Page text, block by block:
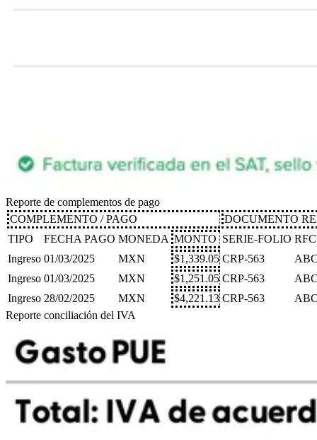
Reporte de complementos de pago
COMPLEMENTO / PAGO
DOCUMENTO
TIPO
FECHA PAGO MONEDA MONTO SERIE-FOLIO
Ingreso 01/03/2025 MXN $1,339.05 CRP-563
Ingreso 01/03/2025 MXN $1,251.05 CRP-563
Ingreso 28/02/2025 MXN $4,221.13 CRP-563
Reporte conciliación del IVA